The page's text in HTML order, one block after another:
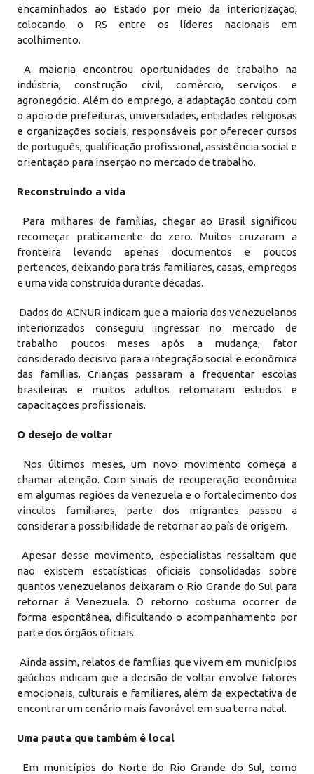
encaminhados ao Estado por meio da interiorização,
colocando o RS entre os líderes nacionais em
acolhimento.
A maioria encontrou oportunidades de trabalho na
indústria, construção civil, comércio, serviços e
agronegócio. Além do emprego, a adaptação contou com
o apoio de prefeituras, universidades, entidades religiosas
e organizações sociais, responsáveis por oferecer cursos
de português, qualificação profissional, assistência social e
orientação para inserção no mercado de trabalho.
Reconstruindo a vida
Para milhares de famílias, chegar ao Brasil significou
recomeçar praticamente do zero. Muitos cruzaram a
fronteira levando apenas documentos e poucos
pertences, deixando para trás familiares, casas, empregos
e uma vida construída durante décadas.
Dados do ACNUR indicam que a maioria dos venezuelanos
interiorizados conseguiu ingressar no mercado de
trabalho poucos meses após a mudança, fator
considerado decisivo para a integração social e econômica
das famílias. Crianças passaram a frequentar escolas
brasileiras e muitos adultos retomaram estudos e
capacitações profissionais.
O desejo de voltar
Nos últimos meses, um novo movimento começa a
chamar atenção. Com sinais de recuperação econômica
em algumas regiões da Venezuela e o fortalecimento dos
vínculos familiares, parte dos migrantes passou a
considerar a possibilidade de retornar ao país de origem.
Apesar desse movimento, especialistas ressaltam que
não existem estatísticas oficiais consolidadas sobre
quantos venezuelanos deixaram o Rio Grande do Sul para
retornar à Venezuela. O retorno costuma ocorrer de
forma espontânea, dificultando o acompanhamento por
parte dos órgãos oficiais.
Ainda assim, relatos de famílias que vivem em municípios
gaúchos indicam que a decisão de voltar envolve fatores
emocionais, culturais e familiares, além da expectativa de
encontrar um cenário mais favorável em sua terra natal.
Uma pauta que também é local
Em municípios do Norte do Rio Grande do Sul, como